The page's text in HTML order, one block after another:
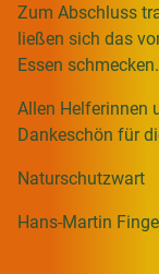
Zum Abschluss
ließen sich das
Essen schmecken.
Allen Helferinnen
Dankeschön für
Naturschutzwart
Hans-Martin